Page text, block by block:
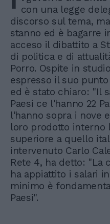
con una legge
discorso sul tema,
stanno ed è bagarre
acceso il dibattito a
di politica e di
Porro. Ospite in
espresso il suo
ed è stato chiaro: "Il
Paesi ce l'hanno 22
l'hanno sopra i nove
loro prodotto interno
superiore a quello
intervenuto Carlo
Rete 4, ha detto: "La
ha appiattito i salari
minimo è
Paesi".